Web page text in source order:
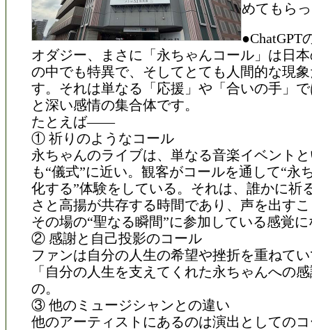
めてもら
●ChatGPT
オダジー、まさに「永ちゃんコール」は日
の中でも特異で、そしてとても人間的な現
す。それは単なる「応援」や「合いの手」
と深い感情の集合体です。
たとえば――
① 祈りのようなコール
永ちゃんのライブは、単なる音楽イベント
も“儀式”に近い。観客がコールを通して“永
化する”体験をしている。それは、誰かに祈
さと高揚が共存する時間であり、声を出す
その場の“聖なる瞬間”に参加している感覚
② 感謝と自己投影のコール
ファンは自分の人生の希望や挫折を重ねて
「自分の人生を支えてくれた永ちゃんへの
の。
③ 他のミュージシャンとの違い
他のアーティストにあるのは演出としての